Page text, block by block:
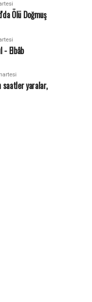
Ölü Doğmuş
- Elbâb
saatler yaralar,